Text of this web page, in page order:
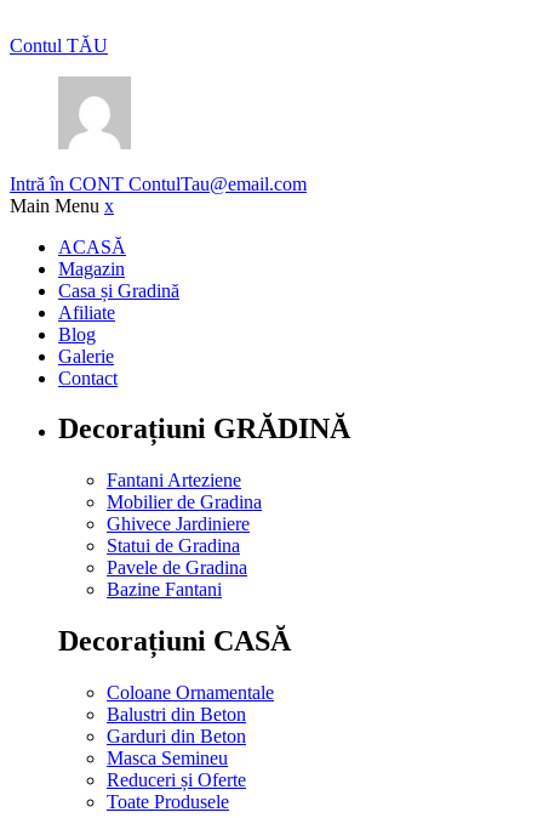
Contul TĂU
Intră în CONT ContulTau@email.com
Main Menu x
ACASĂ
Magazin
Casa și Gradină
Afiliate
Blog
Galerie
Contact
Decorațiuni GRĂDINĂ
Fantani Arteziene
Mobilier de Gradina
Ghivece Jardiniere
Statui de Gradina
Pavele de Gradina
Bazine Fantani
Decorațiuni CASĂ
Coloane Ornamentale
Balustri din Beton
Garduri din Beton
Masca Semineu
Reduceri și Oferte
Toate Produsele